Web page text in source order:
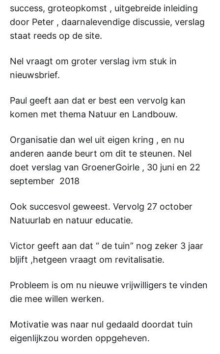
success, groteopkomst , uitgebreide inleiding
door Peter , daarnalevendige discussie, verslag
staat reeds op de site.
Nel vraagt om groter verslag ivm stuk in
nieuwsbrief.
Paul geeft aan dat er best een vervolg kan
komen met thema Natuur en Landbouw.
Organisatie dan wel uit eigen kring , en nu
anderen aande beurt om dit te steunen. Nel
doet verslag van GroenerGoirle , 30 juni en 22
september 2018
Ook succesvol geweest. Vervolg 27 october
Natuurlab en natuur educatie.
Victor geeft aan dat “ de tuin” nog zeker 3 jaar
bljift ,hetgeen vraagt om revitalisatie.
Probleem is om nu nieuwe vrijwilligers te vinden
die mee willen werken.
Motivatie was naar nul gedaald doordat tuin
eigenlijkzou worden oppgeheven.